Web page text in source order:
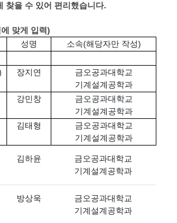
찾을 수 있어 편리했습니다.
에 맞게 입력)
성명
소속(해당자만 작성)
장지연
금오공과대학교
기계설계공학과
강민창
금오공과대학교
기계설계공학과
김태형
금오공과대학교
기계설계공학과
김하윤
금오공과대학교
기계설계공학과
방상욱
금오공과대학교
기계설계공학과